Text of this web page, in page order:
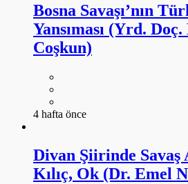
Bosna Savaşı’nın
Yansıması (Yrd.
Coşkun)
4 hafta önce
Divan Şiirinde
Kılıç, Ok (Dr. Emel